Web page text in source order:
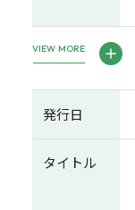
VIEW MORE
発行日
タイトル